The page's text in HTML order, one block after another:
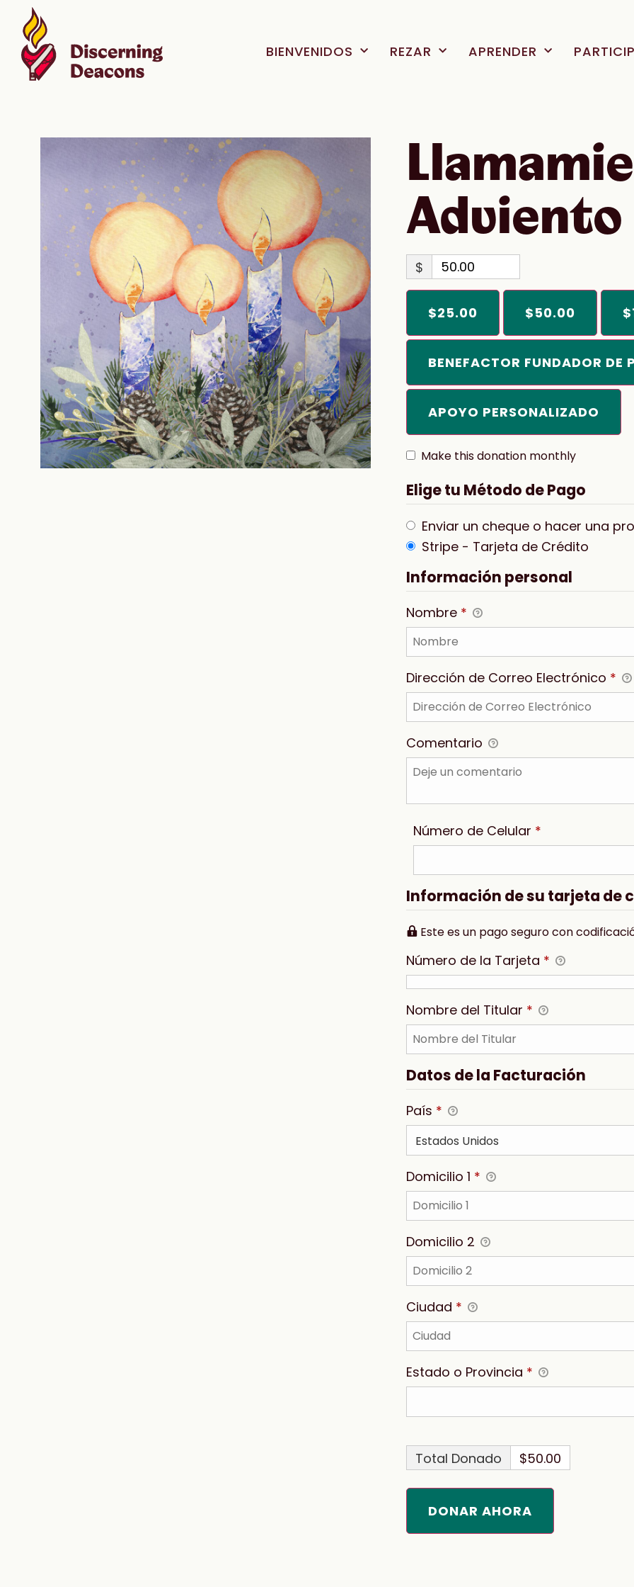
BIENVENIDOS REZAR APRENDER
Adviento
$
$25.00 $50.00
BENEFACTOR FUNDADOR DE
APOYO PERSONALIZADO
Make this donation monthly
Elige tu Método de Pago
Enviar un cheque o hacer una
Stripe - Tarjeta de Crédito
Información personal
Nombre *
Dirección de Correo Electrónico *
Comentario
Número de Celular *
Información de su tarjeta de
Este es un pago seguro con
Número de la Tarjeta *
Nombre del Titular *
Datos de la Facturación
País *
Domicilio 1 *
Domicilio 2
Ciudad *
Estado o Provincia *
Total Donado $50.00